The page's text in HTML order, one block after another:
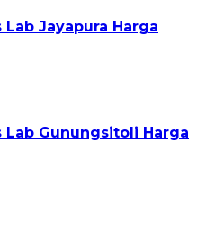
Lab Jayapura Harga
Lab Gunungsitoli Harga